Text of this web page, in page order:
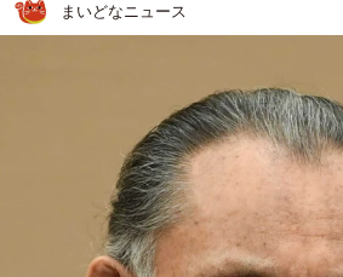
まいどなニュース